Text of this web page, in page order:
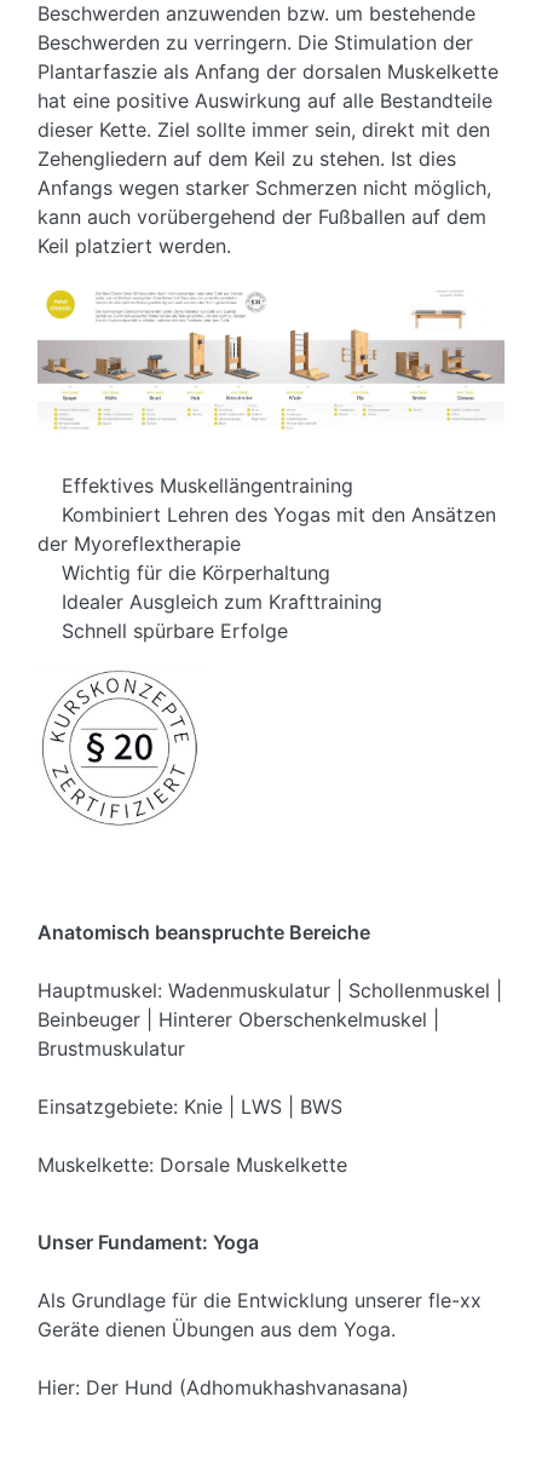
Beschwerden anzuwenden bzw. um bestehende
Beschwerden zu verringern. Die Stimulation der
Plantarfaszie als Anfang der dorsalen Muskelkette
hat eine positive Auswirkung auf alle Bestandteile
dieser Kette. Ziel sollte immer sein, direkt mit den
Zehengliedern auf dem Keil zu stehen. Ist dies
Anfangs wegen starker Schmerzen nicht möglich,
kann auch vorübergehend der Fußballen auf dem
Keil platziert werden.
Effektives Muskellängentraining
Kombiniert Lehren des Yogas mit den Ansätzen
der Myoreflextherapie
Wichtig für die Körperhaltung
Idealer Ausgleich zum Krafttraining
Schnell spürbare Erfolge
Anatomisch beanspruchte Bereiche
Hauptmuskel: Wadenmuskulatur | Schollenmuskel |
Beinbeuger | Hinterer Oberschenkelmuskel |
Brustmuskulatur
Einsatzgebiete: Knie | LWS | BWS
Muskelkette: Dorsale Muskelkette
Unser Fundament: Yoga
Als Grundlage für die Entwicklung unserer fle-xx
Geräte dienen Übungen aus dem Yoga.
Hier: Der Hund (Adhomukhashvanasana)